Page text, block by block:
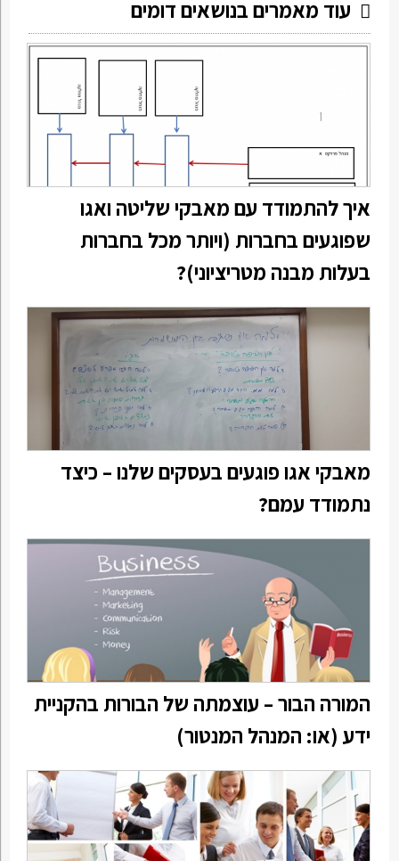
עוד מאמרים בנושאים דומים
איך להתמודד עם מאבקי שליטה ואגו
שפוגעים בחברות (ויותר מכל בחברות
בעלות מבנה מטריציוני)?
מאבקי אגו פוגעים בעסקים שלנו – כיצד
נתמודד עמם?
המורה הבור – עוצמתה של הבורות בהקניית
ידע (או: המנהל המנטור)